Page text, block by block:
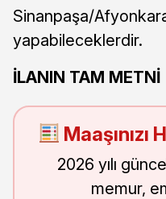
Sinanpaşa/
yapabileceklerdir.
İLANIN TAM METNİ
Maaşınızı
2026 yılı
memur,